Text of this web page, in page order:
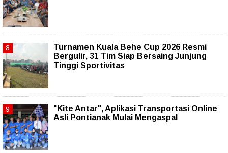
Turnamen Kuala Behe Cup 2026 Resmi
Bergulir, 31 Tim Siap Bersaing Junjung
Tinggi Sportivitas
"Kite Antar", Aplikasi Transportasi Online
Asli Pontianak Mulai Mengaspal